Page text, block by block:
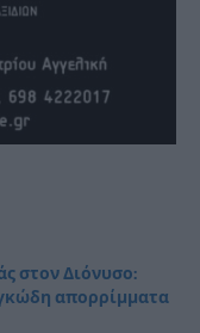
στον Διόνυσο:
απορρίμματα